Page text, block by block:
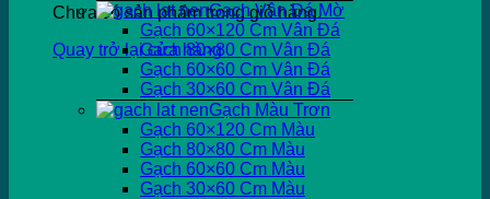
Chưa có sản phẩm trong giỏ hàng.
Quay trở lại cửa hàng
Gạch Vân Đá Mờ
Gạch 60×120 Cm Vân Đá
Gạch 80×80 Cm Vân Đá
Gạch 60×60 Cm Vân Đá
Gạch 30×60 Cm Vân Đá
Gạch Màu Trơn
Gạch 60×120 Cm Màu
Gạch 80×80 Cm Màu
Gạch 60×60 Cm Màu
Gạch 30×60 Cm Màu